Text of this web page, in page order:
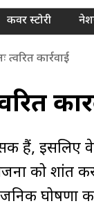
कवर स्टोरी
त्वरित कार्रवाई
हैं,
को शांत
घोषणा